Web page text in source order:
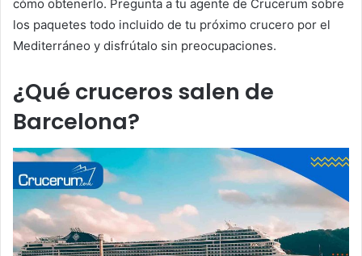
cómo obtenerlo. Pregunta a tu agente de Crucerum sobre
los paquetes todo incluido de tu próximo crucero por el
Mediterráneo y disfrútalo sin preocupaciones.
¿Qué cruceros salen de
Barcelona?